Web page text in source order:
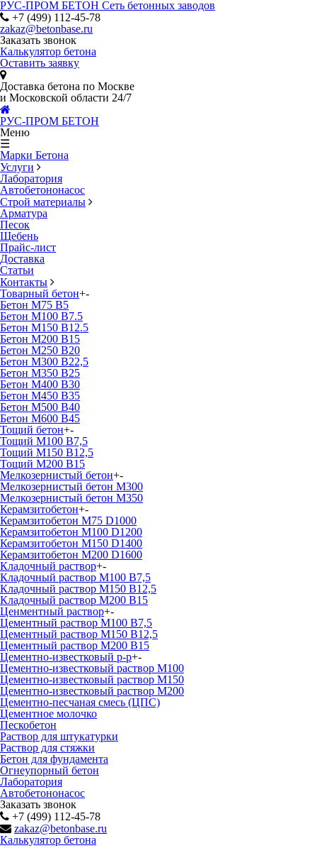
РУС-ПРОМ БЕТОН Сеть бетонных заводов
+7 (499) 112-45-78
zakaz@betonbase.ru
Заказать звонок
Калькулятор бетона
Оставить заявку
Доставка бетона по Москве
и Московской области 24/7
РУС-ПРОМ БЕТОН
Меню
☰
Марки Бетона
Услуги
Лаборатория
Автобетононасос
Строй материалы
Арматура
Песок
Щебень
Прайс-лист
Доставка
Статьи
Контакты
Товарный бетон+-
Бетон М75 В5
Бетон М100 В7.5
Бетон М150 В12.5
Бетон М200 В15
Бетон М250 В20
Бетон М300 В22,5
Бетон М350 В25
Бетон М400 В30
Бетон М450 В35
Бетон М500 В40
Бетон М600 В45
Тощий бетон+-
Тощий М100 В7,5
Тощий М150 В12,5
Тощий М200 В15
Мелкозернистый бетон+-
Мелкозернистый бетон М300
Мелкозернистый бетон М350
Керамзитобетон+-
Керамзитобетон М75 D1000
Керамзитобетон М100 D1200
Керамзитобетон М150 D1400
Керамзитобетон М200 D1600
Кладочный раствор+-
Кладочный раствор М100 В7,5
Кладочный раствор М150 В12,5
Кладочный раствор М200 В15
Ценментный раствор+-
Цементный раствор М100 B7,5
Цементный раствор М150 B12,5
Цементный раствор М200 B15
Цементно-известковый р-р+-
Цементно-известковый раствор М100
Цементно-известковый раствор М150
Цементно-известковый раствор М200
Цементно-песчаная смесь (ЦПС)
Цементное молочко
Пескобетон
Раствор для штукатурки
Раствор для стяжки
Бетон для фундамента
Огнеупорный бетон
Лаборатория
Автобетононасос
Заказать звонок
+7 (499) 112-45-78
zakaz@betonbase.ru
Калькулятор бетона